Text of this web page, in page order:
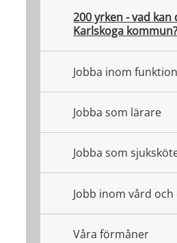
200 yrken - vad
Karlskoga kommun?
Jobba inom
Jobba som lärare
Jobba som
Jobb inom vård
Våra förmåner